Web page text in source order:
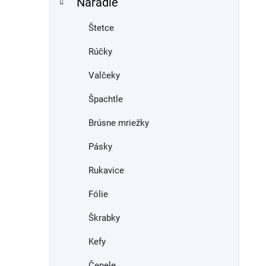
Náradie
Štetce
Rúčky
Valčeky
Špachtle
Brúsne mriežky
Pásky
Rukavice
Fólie
Škrabky
Kefy